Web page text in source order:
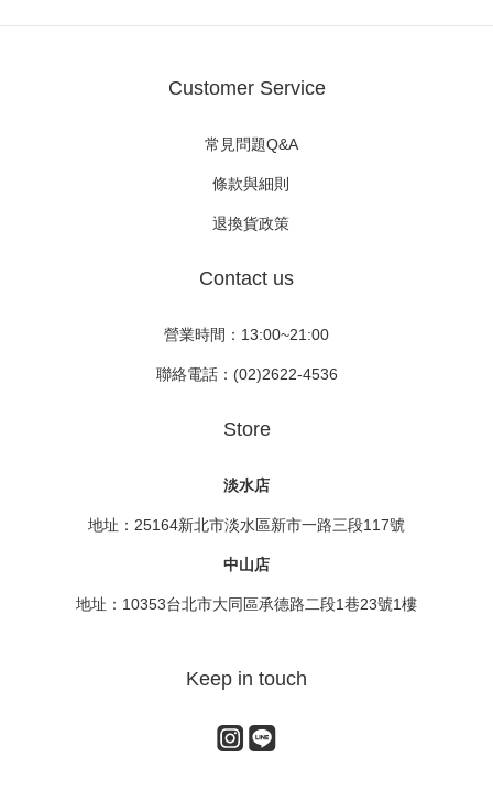
Customer Service
常見問題Q&A
條款與細則
退換貨政策
Contact us
營業時間：13:00~21:00
聯絡電話：(02)2622-4536
Store
淡水店
地址：25164新北市淡水區新市一路三段117號
中山店
地址：10353台北市大同區承德路二段1巷23號1樓
Keep in touch